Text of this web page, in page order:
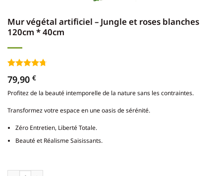
Mur végétal artificiel – Jungle et roses blanches
120cm * 40cm
Noté4.67
sur 5 basé
sur
3
client
79,90 €
Profitez de la beauté intemporelle de la nature sans les contraintes.
Transformez votre espace en une oasis de sérénité.
Zéro Entretien, Liberté Totale.
Beauté et Réalisme Saisissants.